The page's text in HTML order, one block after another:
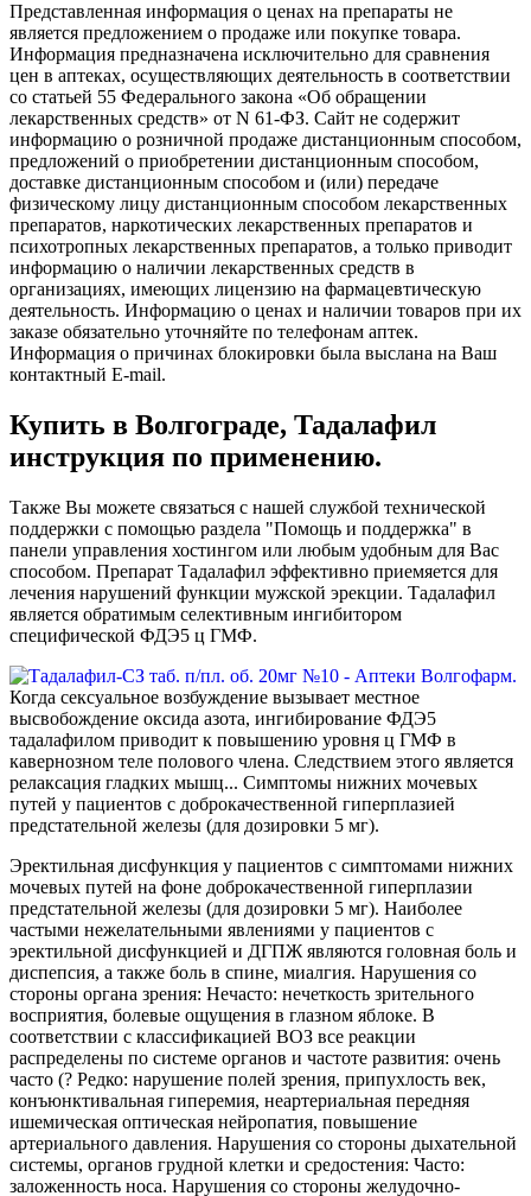
Представленная информация о ценах на препараты не
является предложением о продаже или покупке товара.
Информация предназначена исключительно для сравнения
цен в аптеках, осуществляющих деятельность в соответствии
со статьей 55 Федерального закона «Об обращении
лекарственных средств» от N 61-ФЗ. Сайт не содержит
информацию о розничной продаже дистанционным способом,
предложений о приобретении дистанционным способом,
доставке дистанционным способом и (или) передаче
физическому лицу дистанционным способом лекарственных
препаратов, наркотических лекарственных препаратов и
психотропных лекарственных препаратов, а только приводит
информацию о наличии лекарственных средств в
организациях, имеющих лицензию на фармацевтическую
деятельность. Информацию о ценах и наличии товаров при их
заказе обязательно уточняйте по телефонам аптек.
Информация о причинах блокировки была выслана на Ваш
контактный E-mail.
Купить в Волгограде, Тадалафил
инструкция по применению.
Также Вы можете связаться с нашей службой технической
поддержки с помощью раздела "Помощь и поддержка" в
панели управления хостингом или любым удобным для Вас
способом. Препарат Тадалафил эффективно приемяется для
лечения нарушений функции мужской эрекции. Тадалафил
является обратимым селективным ингибитором
специфической ФДЭ5 ц ГМФ.
Когда сексуальное возбуждение вызывает местное
высвобождение оксида азота, ингибирование ФДЭ5
тадалафилом приводит к повышению уровня ц ГМФ в
кавернозном теле полового члена. Следствием этого является
релаксация гладких мышц... Симптомы нижних мочевых
путей у пациентов с доброкачественной гиперплазией
предстательной железы (для дозировки 5 мг).
Эректильная дисфункция у пациентов с симптомами нижних
мочевых путей на фоне доброкачественной гиперплазии
предстательной железы (для дозировки 5 мг). Наиболее
частыми нежелательными явлениями у пациентов с
эректильной дисфункцией и ДГПЖ являются головная боль и
диспепсия, а также боль в спине, миалгия. Нарушения со
стороны органа зрения: Нечасто: нечеткость зрительного
восприятия, болевые ощущения в глазном яблоке. В
соответствии с классификацией ВОЗ все реакции
распределены по системе органов и частоте развития: очень
часто (? Редко: нарушение полей зрения, припухлость век,
конъюнктивальная гиперемия, неартериальная передняя
ишемическая оптическая нейропатия, повышение
артериального давления. Нарушения со стороны дыхательной
системы, органов грудной клетки и средостения: Часто:
заложенность носа. Нарушения со стороны желудочно-